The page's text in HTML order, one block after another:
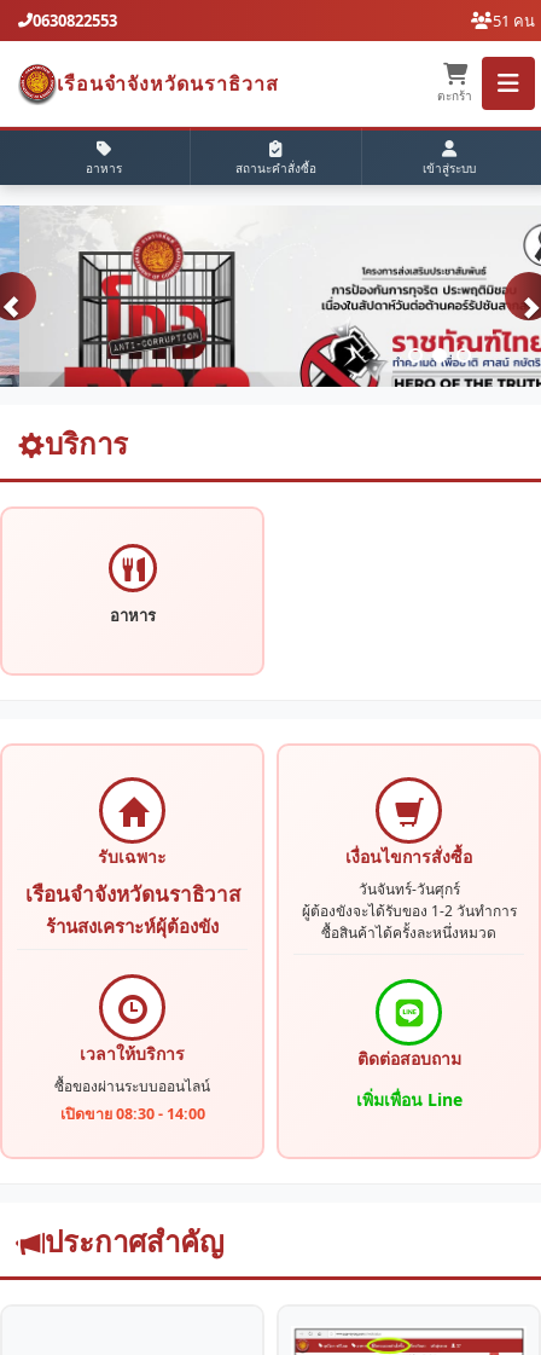
0630822553 51 คน
เรือนจำจังหวัดนราธิวาส
ตะกร้า
อาหาร สถานะคำสั่งซื้อ เข้าสู่ระบบ
บริการ
อาหาร
รับเฉพาะ
เรือนจำจังหวัดนราธิวาส
ร้านสงเคราะห์ผุ้ต้องขัง
เวลาให้บริการ
ซื้อของผ่านระบบออนไลน์
เปิดขาย 08:30 - 14:00
เงื่อนไขการสั่งซื้อ
วันจันทร์-วันศุกร์
ผู้ต้องขังจะได้รับของ 1-2 วันทำการ
ซื้อสินค้าได้ครั้งละหนึ่งหมวด
ติดต่อสอบถาม
เพิ่มเพื่อน Line
ประกาศสำคัญ